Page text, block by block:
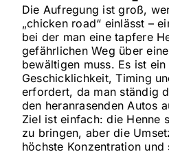
Die Aufregung ist groß,
„chicken road“ einlässt –
bei der man eine tapfere
gefährlichen Weg über
bewältigen muss. Es ist
Geschicklichkeit, Timing
erfordert, da man ständig
den heranrasenden Autos
Ziel ist einfach: die Henne
zu bringen, aber die
höchste Konzentration und